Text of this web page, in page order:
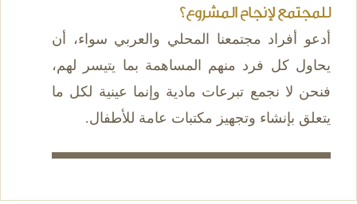
للمجتمع لإنجاح المشروع؟
أدعو أفراد مجتمعنا المحلي والعربي سواء، أن
يحاول كل فرد منهم المساهمة بما يتيسر لهم،
فنحن لا نجمع تبرعات مادية وإنما عينية لكل ما
يتعلق بإنشاء وتجهيز مكتبات عامة للأطفال.